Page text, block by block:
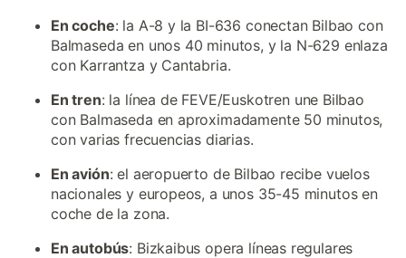
En coche: la A-8 y la BI-636 conectan Bilbao con
Balmaseda en unos 40 minutos, y la N-629 enlaza
con Karrantza y Cantabria.
En tren: la línea de FEVE/Euskotren une Bilbao
con Balmaseda en aproximadamente 50 minutos,
con varias frecuencias diarias.
En avión: el aeropuerto de Bilbao recibe vuelos
nacionales y europeos, a unos 35-45 minutos en
coche de la zona.
En autobús: Bizkaibus opera líneas regulares